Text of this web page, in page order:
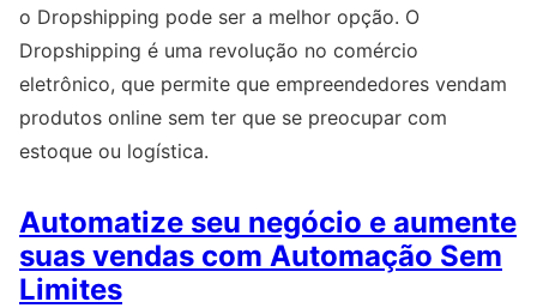
o Dropshipping pode ser a melhor opção. O
Dropshipping é uma revolução no comércio
eletrônico, que permite que empreendedores vendam
produtos online sem ter que se preocupar com
estoque ou logística.
Automatize seu negócio e aumente
suas vendas com Automação Sem
Limites